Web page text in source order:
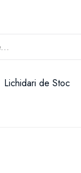
Lichidari de Stoc